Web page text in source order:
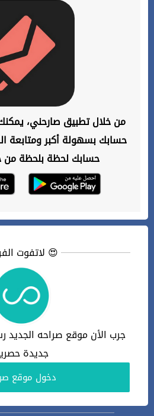
من خلال تطبيق صارحني،
حسابك بسهولة أكبر ومتابعة
حسابك لحظة بلحظة من
لاتفوت الفرصة 😍
جرب الأن موقع صراحه الجديد
جديدة
دخول موقع